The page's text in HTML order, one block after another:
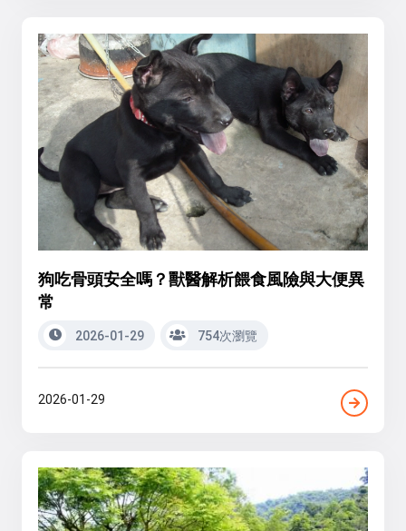
狗吃骨頭安全嗎？獸醫解析餵食風險與大便異
常
2026-01-29 754次瀏覽
2026-01-29